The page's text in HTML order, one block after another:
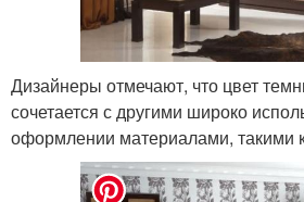
Дизайнеры отмечают, что цвет
сочетается с другими широко
оформлении материалами, такими